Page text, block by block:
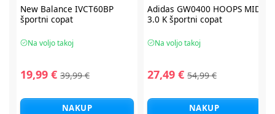
New Balance IVCT60BP
športni copat
Na voljo takoj
19,99 € 39,99 €
NAKUP
Adidas GW0400 HOOPS MID
3.0 K športni copat
Na voljo takoj
27,49 € 54,99 €
NAKUP